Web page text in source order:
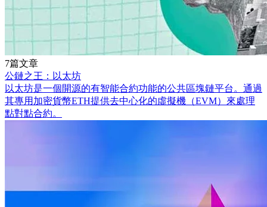
7篇文章
公鏈之王：以太坊
以太坊是一個開源的有智能合約功能的公共區塊鏈平台。通過
其專用加密貨幣ETH提供去中心化的虛擬機（EVM）來處理
點對點合約。